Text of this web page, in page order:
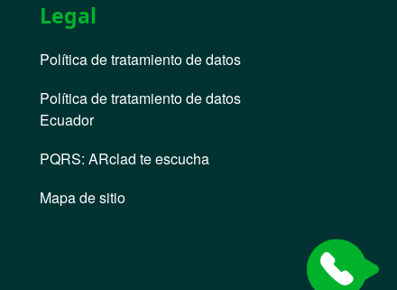
Legal
Política de tratamiento de datos
Política de tratamiento de datos
Ecuador
PQRS: ARclad te escucha
Mapa de sitio